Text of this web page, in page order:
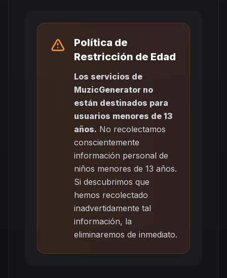
Política de
Restricción de Edad
Los servicios de
MuzicGenerator no
están destinados para
usuarios menores de 13
años. No recolectamos
conscientemente
información personal de
niños menores de 13 años.
Si descubrimos que
hemos recolectado
inadvertidamente tal
información, la
eliminaremos de inmediato.